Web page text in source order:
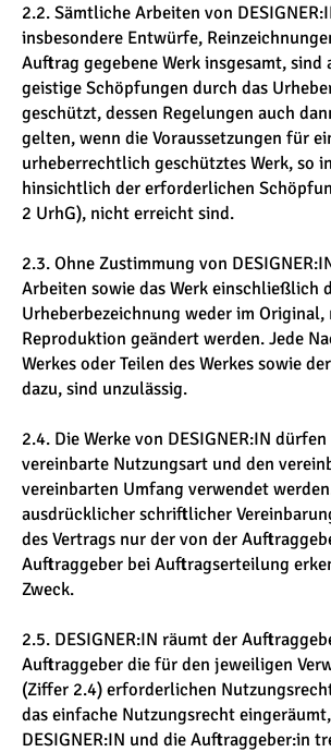
2.2. Sämtliche Arbeiten von
insbesondere Entwürfe,
Auftrag gegebene Werk insgesamt, sind
geistige Schöpfungen durch das
geschützt, dessen Regelungen auch
gelten, wenn die Voraussetzungen für
urheberrechtlich geschütztes Werk, so
hinsichtlich der erforderlichen
2 UrhG), nicht erreicht sind.
2.3. Ohne Zustimmung von
Arbeiten sowie das Werk einschließlich
Urheberbezeichnung weder im Original,
Reproduktion geändert werden. Jede
Werkes oder Teilen des Werkes sowie
dazu, sind unzulässig.
2.4. Die Werke von DESIGNER:IN
vereinbarte Nutzungsart und den
vereinbarten Umfang verwendet
ausdrücklicher schriftlicher
des Vertrags nur der von der
Auftraggeber bei Auftragserteilung
Zweck.
2.5. DESIGNER:IN räumt der
Auftraggeber die für den jeweiligen
(Ziffer 2.4) erforderlichen
das einfache Nutzungsrecht
DESIGNER:IN und die Auftraggeber:in